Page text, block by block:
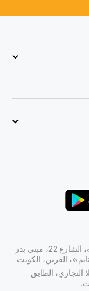
غرب أبو فتيرة الهرافية، الشارع 22، مبنى بدر
القرين، الكويت
الملا التجاري، الطابق